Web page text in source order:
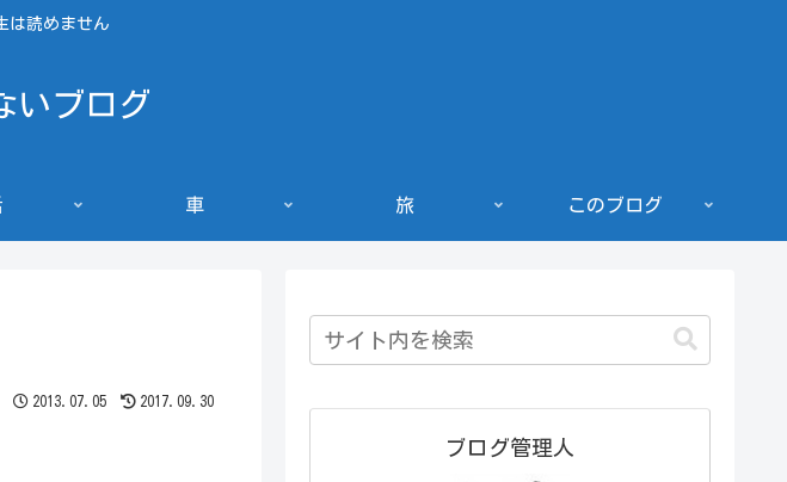
は読めません
いブログ
車 旅 このブログ
2013.07.05 2017.09.30
ブログ管理人